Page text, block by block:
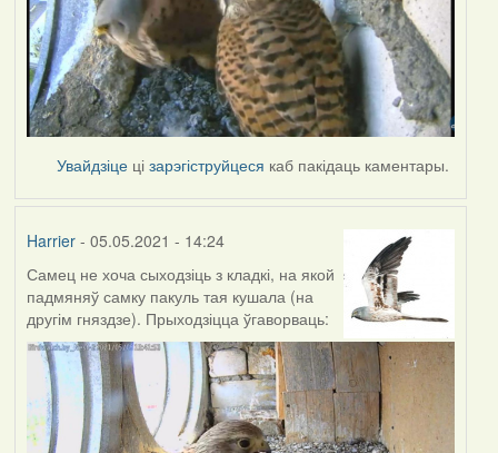
Увайдзіце цізарэгіструйцеся каб пакідаць каментары.
Harrier- 05.05.2021 - 14:24
Самец не хоча сыходзіць з кладкі, на якой
падмяняў самку пакуль тая кушала (на
другім гняздзе). Прыходзіцца ўгаворваць: